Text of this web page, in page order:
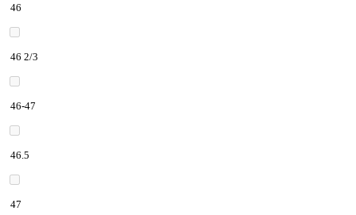
46
46 2/3
46-47
46.5
47